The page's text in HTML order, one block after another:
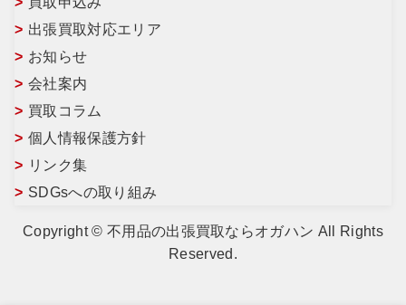
出張買取対応エリア
お知らせ
会社案内
買取コラム
個人情報保護方針
リンク集
SDGsへの取り組み
Copyright © 不用品の出張買取ならオガハン All Rights
Reserved.